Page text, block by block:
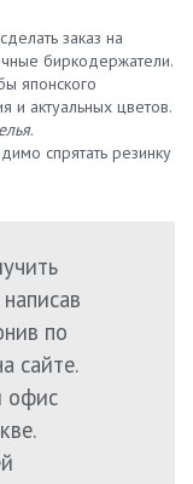
заказ на
биркодержатели.
японского
и актуальных цветов.
.
спрятать резинку
по
сайте.
офис